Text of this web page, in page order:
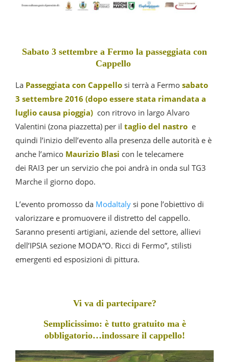
Sabato 3 settembre a Fermo la passeggiata con
Cappello
La Passeggiata con Cappello si terrà a Fermo sabato
3 settembre 2016 (dopo essere stata rimandata a
luglio causa pioggia) con ritrovo in largo Alvaro
Valentini (zona piazzetta) per il taglio del nastro e
quindi l’inizio dell’evento alla presenza delle autorità e è
anche l’amico Maurizio Blasi con le telecamere
dei RAI3 per un servizio che poi andrà in onda sul TG3
Marche il giorno dopo.
L’evento promosso da ModaItaly si pone l’obiettivo di
valorizzare e promuovere il distretto del cappello.
Saranno presenti artigiani, aziende del settore, allievi
dell’IPSIA sezione MODA”O. Ricci di Fermo”, stilisti
emergenti ed esposizioni di pittura.
Vi va di partecipare?
Semplicissimo: è tutto gratuito ma è
obbligatorio…indossare il cappello!